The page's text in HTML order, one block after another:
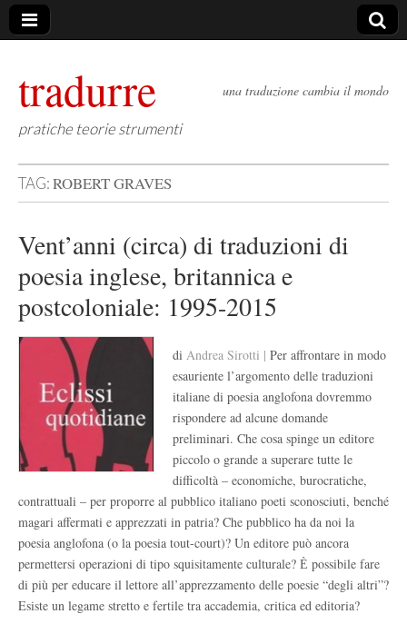
tradurre
pratiche teorie strumenti
una traduzione cambia il mondo
TAG:ROBERT GRAVES
Vent’anni (circa) di traduzioni di
poesia inglese, britannica e
postcoloniale: 1995-2015
di Andrea Sirotti | Per affrontare in modo
esauriente l’argomento delle traduzioni
italiane di poesia anglofona dovremmo
rispondere ad alcune domande
preliminari. Che cosa spinge un editore
piccolo o grande a superare tutte le
difficoltà – economiche, burocratiche,
contrattuali – per proporre al pubblico italiano poeti sconosciuti, benché
magari affermati e apprezzati in patria? Che pubblico ha da noi la
poesia anglofona (o la poesia tout-court)? Un editore può ancora
permettersi operazioni di tipo squisitamente culturale? Ѐ possibile fare
di più per educare il lettore all’apprezzamento delle poesie “degli altri”?
Esiste un legame stretto e fertile tra accademia, critica ed editoria?